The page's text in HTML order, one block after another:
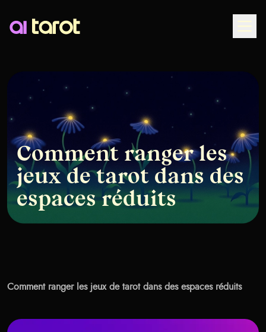
Comment ranger les
jeux de tarot dans des
espaces réduits
Comment ranger les jeux de tarot dans des espaces réduits